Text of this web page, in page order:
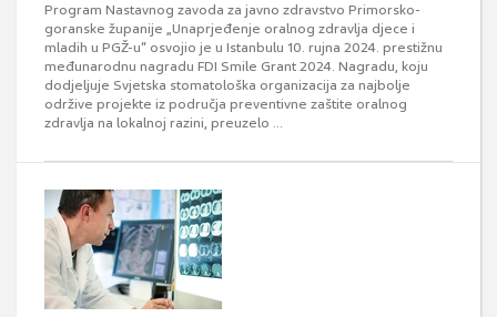
Program Nastavnog zavoda za javno zdravstvo Primorsko-
goranske županije „Unaprjeđenje oralnog zdravlja djece i
mladih u PGŽ-u“ osvojio je u Istanbulu 10. rujna 2024. prestižnu
međunarodnu nagradu FDI Smile Grant 2024. Nagradu, koju
dodjeljuje Svjetska stomatološka organizacija za najbolje
održive projekte iz područja preventivne zaštite oralnog
zdravlja na lokalnoj razini, preuzelo ...